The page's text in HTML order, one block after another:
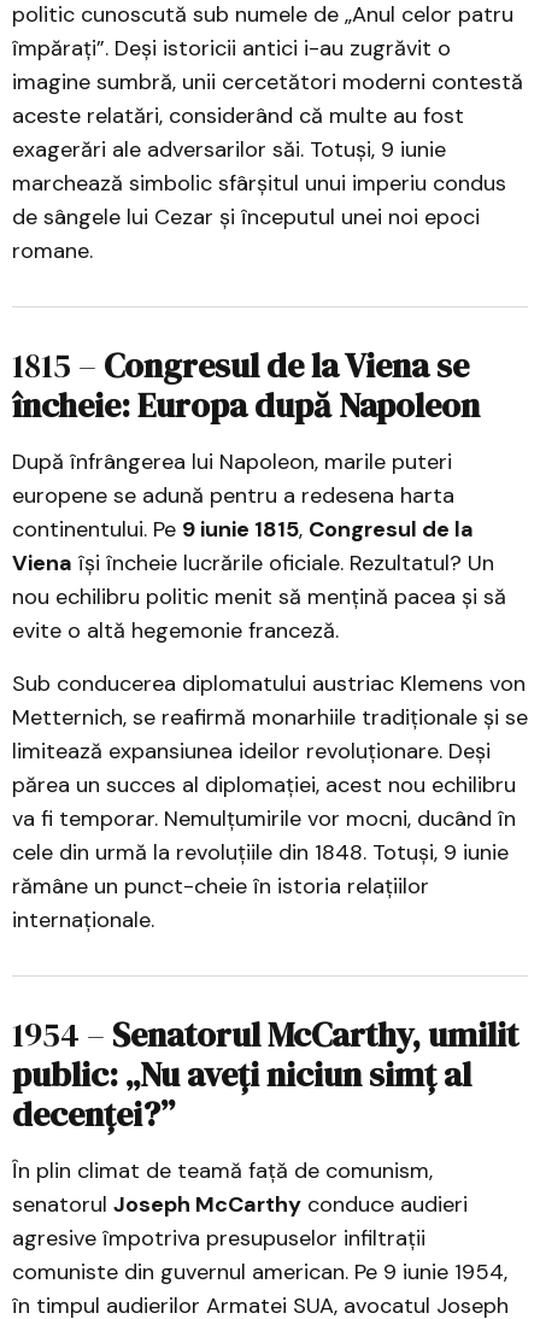
politic cunoscută sub numele de „Anul celor patru
împărați”. Deși istoricii antici i-au zugrăvit o
imagine sumbră, unii cercetători moderni contestă
aceste relatări, considerând că multe au fost
exagerări ale adversarilor săi. Totuși, 9 iunie
marchează simbolic sfârșitul unui imperiu condus
de sângele lui Cezar și începutul unei noi epoci
romane.
1815 – Congresul de la Viena se
încheie: Europa după Napoleon
După înfrângerea lui Napoleon, marile puteri
europene se adună pentru a redesena harta
continentului. Pe 9 iunie 1815, Congresul de la
Viena își încheie lucrările oficiale. Rezultatul? Un
nou echilibru politic menit să mențină pacea și să
evite o altă hegemonie franceză.
Sub conducerea diplomatului austriac Klemens von
Metternich, se reafirmă monarhiile tradiționale și se
limitează expansiunea ideilor revoluționare. Deși
părea un succes al diplomației, acest nou echilibru
va fi temporar. Nemulțumirile vor mocni, ducând în
cele din urmă la revoluțiile din 1848. Totuși, 9 iunie
rămâne un punct-cheie în istoria relațiilor
internaționale.
1954 – Senatorul McCarthy, umilit
public: „Nu aveți niciun simț al
decenței?”
În plin climat de teamă față de comunism,
senatorul Joseph McCarthy conduce audieri
agresive împotriva presupuselor infiltrații
comuniste din guvernul american. Pe 9 iunie 1954,
în timpul audierilor Armatei SUA, avocatul Joseph